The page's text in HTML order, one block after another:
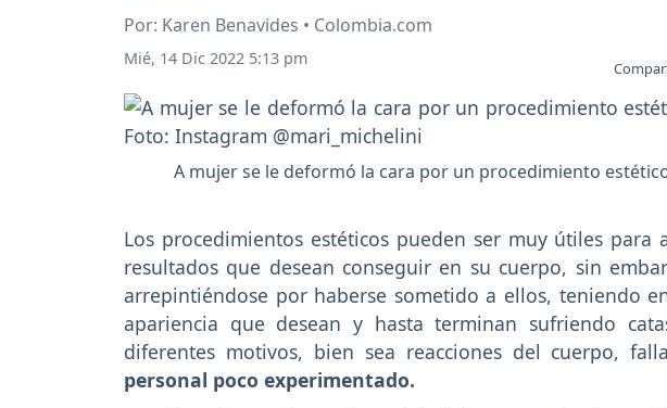
Por: Karen Benavides • Colombia.com
Mié, 14 Dic 2022 5:13 pm
A mujer se le deformó la cara por un procedimiento
Los procedimientos estéticos pueden ser muy útiles para
resultados que desean conseguir en su cuerpo, sin
arrepintiéndose por haberse sometido a ellos, teniendo
apariencia que desean y hasta terminan sufriendo
diferentes motivos, bien sea reacciones del cuerpo,
personal poco experimentado.